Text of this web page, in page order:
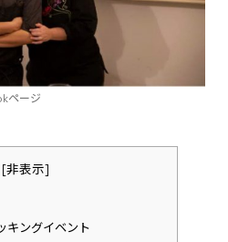
ページ
[非表示]
キングイベント